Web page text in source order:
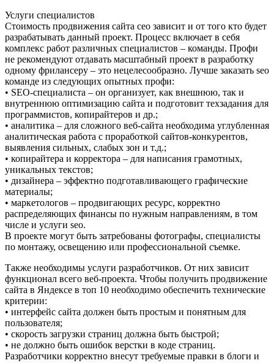
Услуги специалистов
Стоимость продвижения сайта сео зависит и от того кто будет
разрабатывать данный проект. Процесс включает в себя
комплекс работ различных специалистов – команды. Профи
не рекомендуют отдавать масштабный проект в разработку
одному фрилансеру – это нецелесообразно. Лучше заказать seo
команде из следующих опытных профи:
• SEO-специалиста – он организует, как внешнюю, так и
внутреннюю оптимизацию сайта и подготовит техзадания для
программистов, копирайтеров и др.;
• аналитика – для сложного веб-сайта необходима углубленная
аналитическая работа с проработкой сайтов-конкурентов,
выявления сильных, слабых зон и т.д.;
• копирайтера и корректора – для написания грамотных,
уникальных текстов;
• дизайнера – эффектно подготавливающего графические
материалы;
• маркетологов – продвигающих ресурс, корректно
распределяющих финансы по нужным направлениям, в том
числе и услуги seo.
В проекте могут быть затребованы фотографы, специалисты
по монтажу, освещению или профессиональной съемке.
Также необходимы услуги разработчиков. От них зависит
функционал всего веб-проекта. Чтобы получить продвижение
сайта в Яндексе в топ 10 необходимо обеспечить технические
критерии:
• интерфейс сайта должен быть простым и понятным для
пользователя;
• скорость загрузки страниц должна быть быстрой;
• не должно быть ошибок верстки в коде страниц.
Разработчики корректно внесут требуемые правки в блоги и